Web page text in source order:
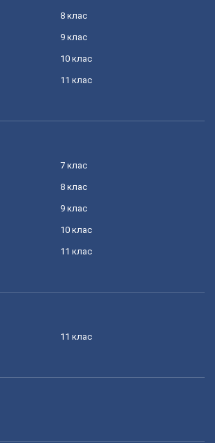
8 клас
9 клас
10 клас
11 клас
7 клас
8 клас
9 клас
10 клас
11 клас
11 клас